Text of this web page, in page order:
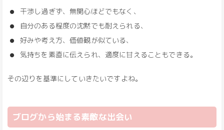
干渉し過ぎず、無関心ほどでもなく、
自分のある程度の沈黙でも耐えられる、
好みや考え方、価値観が似ている、
気持ちを素直に伝えられ、適度に甘えることもできる。
その辺りを基準にしていきたいですよね。
ブログから始まる素敵な出会い